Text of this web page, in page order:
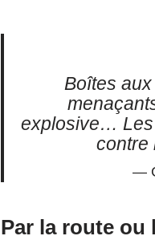
Boîtes
explosive… Les
contre
—
Par la route